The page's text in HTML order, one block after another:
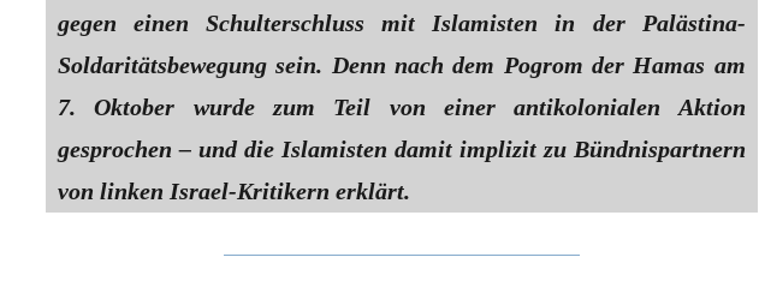
gegen einen Schulterschluss mit Islamisten in der Palästina-
Soldaritätsbewegung sein. Denn nach dem Pogrom der Hamas am
7. Oktober wurde zum Teil von einer antikolonialen Aktion
gesprochen – und die Islamisten damit implizit zu Bündnispartnern
von linken Israel-Kritikern erklärt.